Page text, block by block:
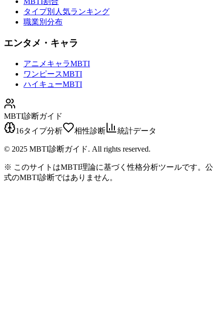
タイプ別人気ランキング
職業別分布
エンタメ・キャラ
アニメキャラMBTI
ワンピースMBTI
ハイキューMBTI
MBTI診断ガイド
16タイプ分析
相性診断 統計データ
© 2025 MBTI診断ガイド. All rights reserved.
※ このサイトはMBTI理論に基づく性格分析ツールです。公
式のMBTI診断ではありません。